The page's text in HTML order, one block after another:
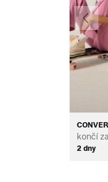
končí za
2 dny